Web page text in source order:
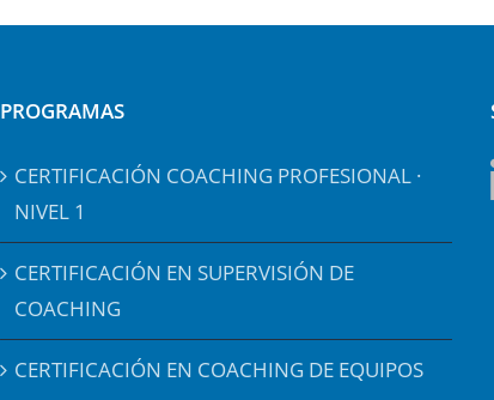
PROGRAMAS
CERTIFICACIÓN COACHING PROFESIONAL ·
NIVEL 1
CERTIFICACIÓN EN SUPERVISIÓN DE
COACHING
CERTIFICACIÓN EN COACHING DE EQUIPOS